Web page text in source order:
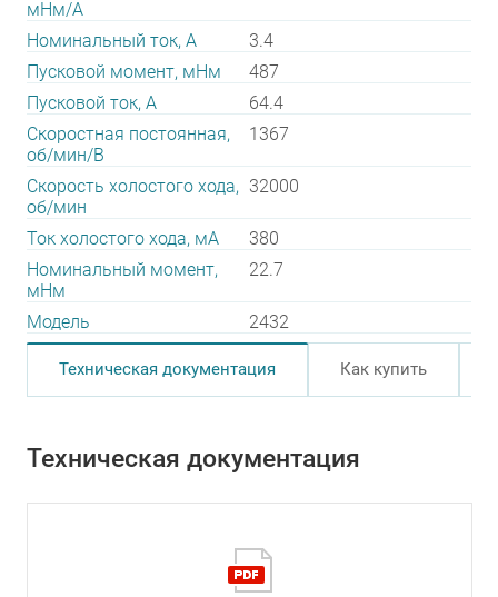
мНм/А
Номинальный ток, А
3.4
Пусковой момент, мНм
487
Пусковой ток, А
64.4
Скоростная постоянная,
об/мин/В
1367
Скорость холостого хода,
об/мин
32000
Ток холостого хода, мА
380
Номинальный момент,
мНм
22.7
Модель 2432
Техническая документация Как купить
Техническая документация